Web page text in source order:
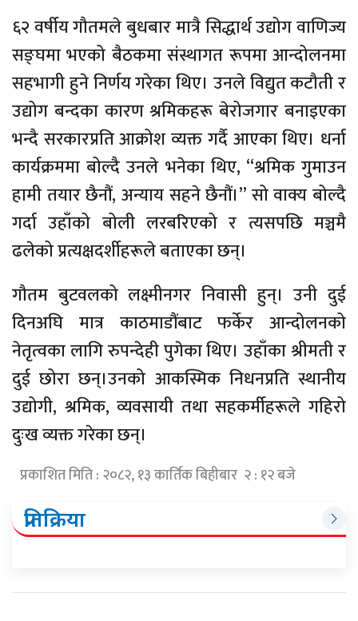
६२ वर्षीय गौतमले बुधबार मात्रै सिद्धार्थ उद्योग वाणिज्य
सङ्घमा भएको बैठकमा संस्थागत रूपमा आन्दोलनमा
सहभागी हुने निर्णय गरेका थिए। उनले विद्युत कटौती र
उद्योग बन्दका कारण श्रमिकहरू बेरोजगार बनाइएका
भन्दै सरकारप्रति आक्रोश व्यक्त गर्दै आएका थिए। धर्ना
कार्यक्रममा बोल्दै उनले भनेका थिए, “श्रमिक गुमाउन
हामी तयार छैनौं, अन्याय सहने छैनौं।” सो वाक्य बोल्दै
गर्दा उहाँको बोली लरबरिएको र त्यसपछि मञ्चमै
ढलेको प्रत्यक्षदर्शीहरूले बताएका छन्।
गौतम बुटवलको लक्ष्मीनगर निवासी हुन्। उनी दुई
दिनअघि मात्र काठमाडौंबाट फर्केर आन्दोलनको
नेतृत्वका लागि रुपन्देही पुगेका थिए। उहाँका श्रीमती र
दुई छोरा छन्।उनको आकस्मिक निधनप्रति स्थानीय
उद्योगी, श्रमिक, व्यवसायी तथा सहकर्मीहरूले गहिरो
दुःख व्यक्त गरेका छन्।
प्रकाशित मिति : २०८२, १३ कार्तिक बिहीबार २ : १२ बजे
प्रतिक्रिया